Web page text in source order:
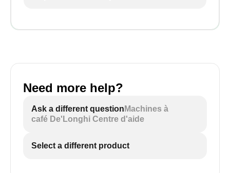
Need more help?
Ask a different question Machines à
café De'Longhi Centre d'aide
Select a different product